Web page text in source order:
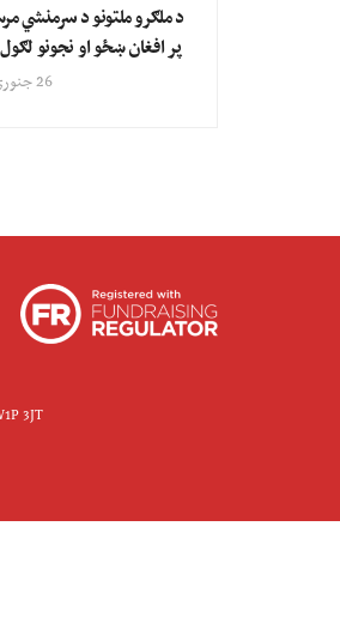
د ملګرو ملتونو د سرمنشي
پر افغان ښځو او نجونو
26 جنوري 2026
3JT